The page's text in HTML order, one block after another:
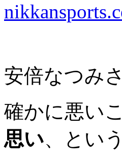
安倍なつみ
確かに悪い
思い、とい